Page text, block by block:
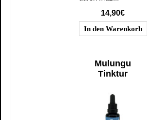
14,90€
Mulungu
Tinktur